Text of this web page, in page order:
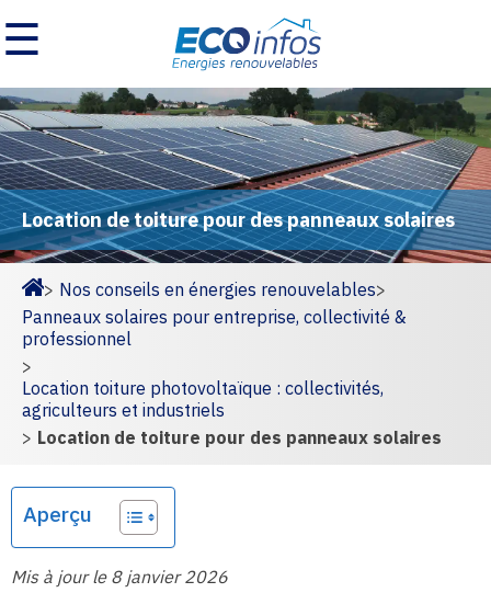
☰
Location de toiture pour des panneaux solaires
Homepage
> Nos conseils en énergies renouvelables>
Panneaux solaires pour entreprise, collectivité &
professionnel
>
Location toiture photovoltaïque : collectivités,
agriculteurs et industriels
> Location de toiture pour des panneaux solaires
Aperçu
Mis à jour le 8 janvier 2026